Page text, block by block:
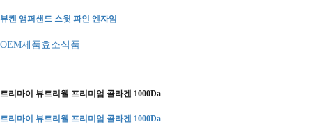
뷰켄 앰퍼샌드 스윗 파인 엔자임
OEM제품효소식품
트리마이 뷰트리웰 프리미엄 콜라겐 1000Da
트리마이 뷰트리웰 프리미엄 콜라겐 1000Da